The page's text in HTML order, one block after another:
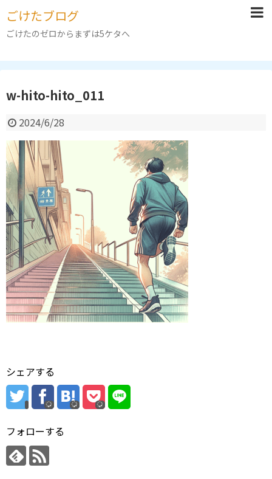
ごけたブログ
ごけたのゼロからまずは5ケタへ
w-hito-hito_011
2024/6/28
シェアする
フォローする